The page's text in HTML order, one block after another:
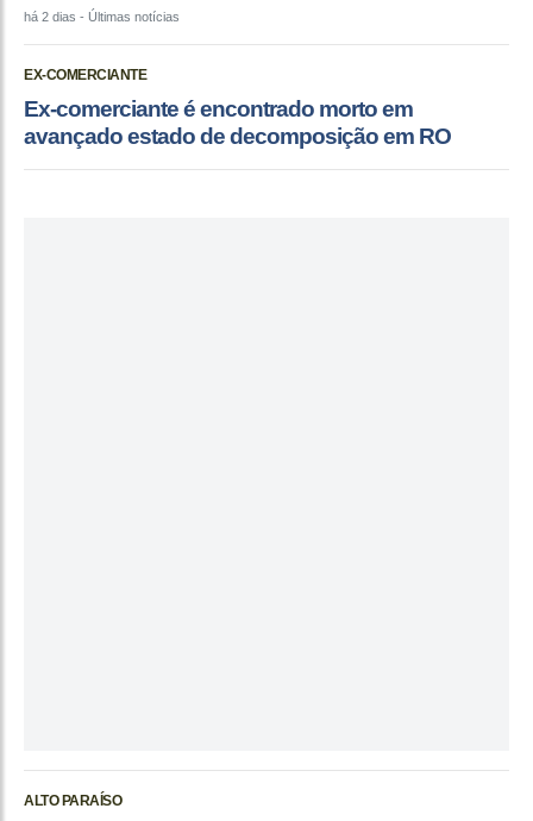
há 2 dias - Últimas notícias
EX-COMERCIANTE
Ex-comerciante é encontrado morto em
avançado estado de decomposição em RO
ALTO PARAÍSO